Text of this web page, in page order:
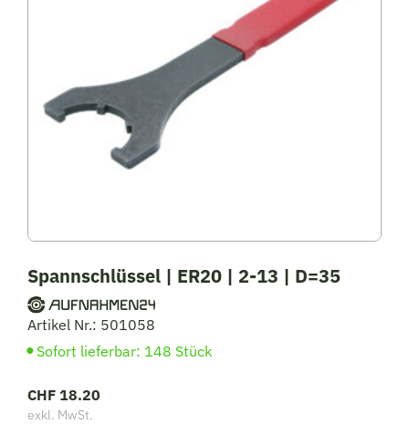
Spannschlüssel | ER20 | 2-13 | D=35
CHF 18.20
exkl. MwSt.
Artikel Nr.: 501058
Sofort lieferbar: 148 Stück